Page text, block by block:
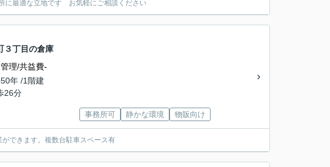
に最適な立地です お気軽にご相談ください
３丁目の倉庫
管理/共益費-
年 /1階建
26分
事務所可 静かな環境 物販向け
できます。複数台駐車スペース有